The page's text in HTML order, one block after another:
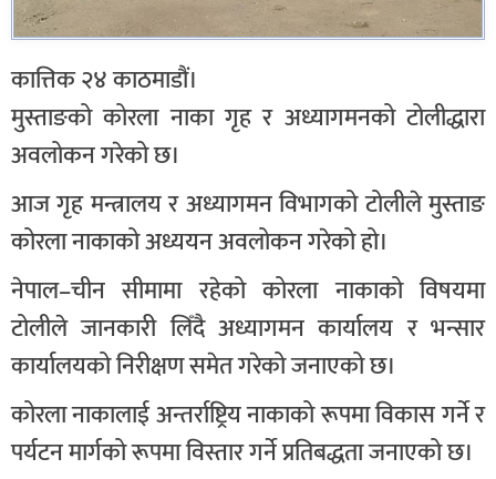
कात्तिक २४ काठमाडौं।
मुस्ताङको कोरला नाका गृह र अध्यागमनको टोलीद्धारा
अवलोकन गरेको छ।
आज गृह मन्त्रालय र अध्यागमन विभागको टोलीले मुस्ताङ
कोरला नाकाको अध्ययन अवलोकन गरेको हो।
नेपाल–चीन सीमामा रहेको कोरला नाकाको विषयमा
टोलीले जानकारी लिँदै अध्यागमन कार्यालय र भन्सार
कार्यालयको निरीक्षण समेत गरेको जनाएको छ।
कोरला नाकालाई अन्तर्राष्ट्रिय नाकाको रूपमा विकास गर्ने र
पर्यटन मार्गको रूपमा विस्तार गर्ने प्रतिबद्धता जनाएको छ।